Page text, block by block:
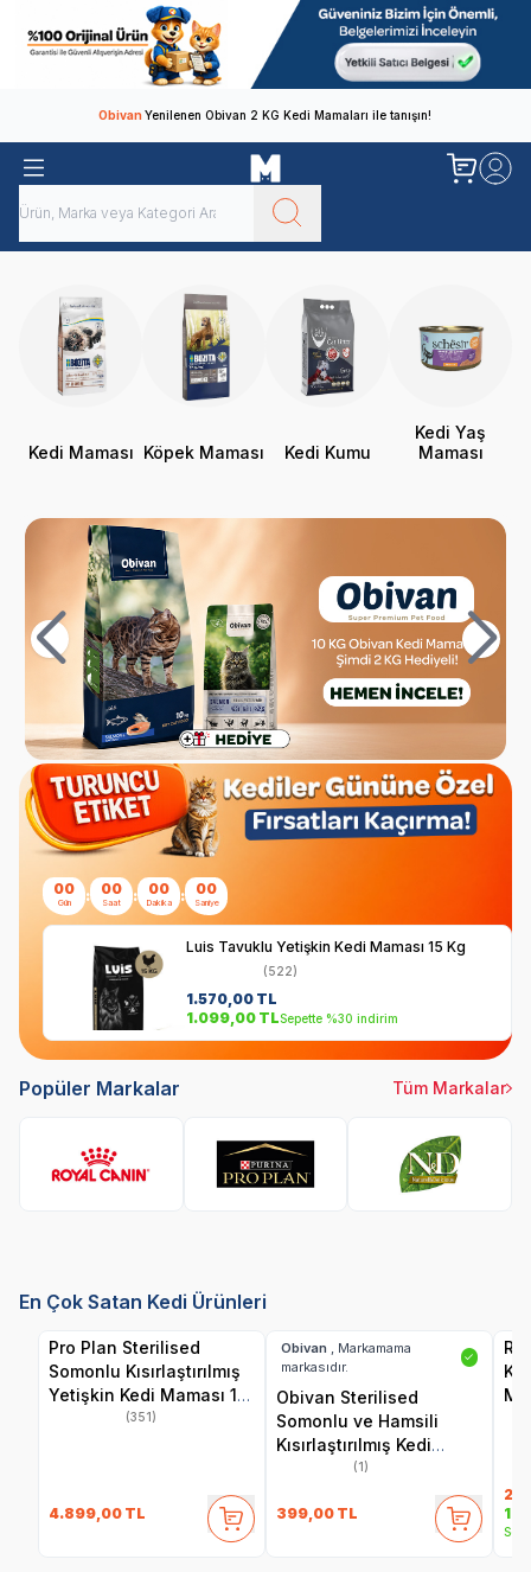
ObivanYenilenen Obivan 2 KG Kedi Mamaları ile tanışın!
Kedi Maması Köpek Maması Kedi Kumu
Kedi Yaş
Maması
00
Gün : 00
Saat : 00
Dakika : 00
Saniye
Luis Tavuklu Yetişkin Kedi Maması 15 Kg
(522)
1.570,00 TL
1.099,00 TLSepette %30 indirim
Popüler Markalar Tüm Markalar
En Çok Satan Kedi Ürünleri
Pro Plan Sterilised
Somonlu Kısırlaştırılmış
Yetişkin Kedi Maması 10
(351)
4.899,00 TL
Obivan , Markamama
markasıdır.
✓
Obivan Sterilised
Somonlu ve Hamsili
Kısırlaştırılmış Kedi
Maması 2 kg
(1)
399,00 TL